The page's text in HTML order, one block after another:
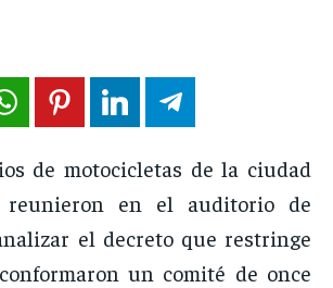
de motocicletas de la ciudad
en el auditorio de
el decreto que restringe
un comité de once